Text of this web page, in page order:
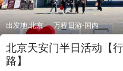
出发地:北京 万程日游-国内
北京天安门半日活动【
路】